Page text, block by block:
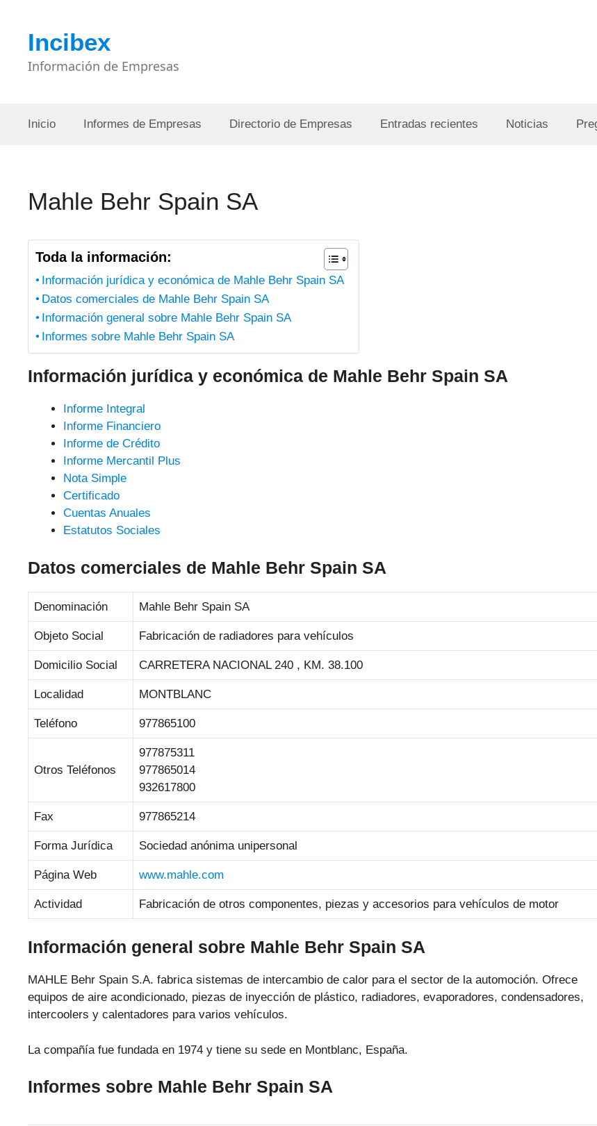
contenidoIncibex
Información de Empresas
Inicio Informes de Empresas Directorio de Empresas Entradas recientes Noticias
Mahle Behr Spain SA
Toda la información:
Información jurídica y económica de Mahle Behr Spain SA
Datos comerciales de Mahle Behr Spain SA
Información general sobre Mahle Behr Spain SA
Informes sobre Mahle Behr Spain SA
Información jurídica y económica de Mahle Behr Spain SA
Informe Integral
Informe Financiero
Informe de Crédito
Informe Mercantil Plus
Nota Simple
Certificado
Cuentas Anuales
Estatutos Sociales
Datos comerciales de Mahle Behr Spain SA
Denominación Mahle Behr Spain SA
Objeto Social Fabricación de radiadores para vehículos
Domicilio Social CARRETERA NACIONAL 240 , KM. 38.100
Localidad MONTBLANC
Teléfono 977865100
Otros Teléfonos
977875311
977865014
932617800
Fax 977865214
Forma Jurídica Sociedad anónima unipersonal
Página Web www.mahle.com
Actividad Fabricación de otros componentes, piezas y accesorios para vehículos de motor
Información general sobre Mahle Behr Spain SA
MAHLE Behr Spain S.A. fabrica sistemas de intercambio de calor para el sector de la automoción. Ofrece
equipos de aire acondicionado, piezas de inyección de plástico, radiadores, evaporadores, condensadores,
intercoolers y calentadores para varios vehículos.
La compañía fue fundada en 1974 y tiene su sede en Montblanc, España.
Informes sobre Mahle Behr Spain SA